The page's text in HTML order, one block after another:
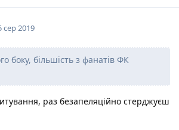
сер 2019
боку, більшість з фанатів ФК
раз безапеляційно стерджуєш